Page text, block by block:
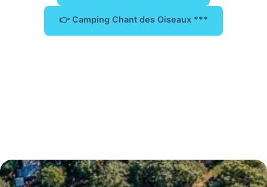
👉 Camping Chant des Oiseaux ***